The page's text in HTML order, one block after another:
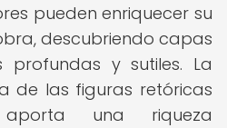
pueden enriquecer su
descubriendo capas
profundas y sutiles. La
de las figuras retóricas
una riqueza